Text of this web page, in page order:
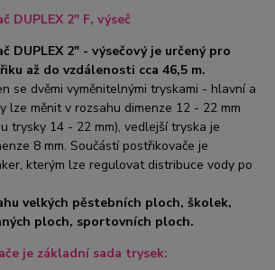
DUPLEX 2" F, výseč
DUPLEX 2" - výsečový je určený pro
až do vzdálenosti cca 46,5 m.
se dvěmi vyměnitelnými tryskami - hlavní a
lze měnit v rozsahu dimenze 12 - 22 mm
trysky 14 - 22 mm), vedlejší tryska je
8 mm. Součástí postřikovače je
kterým lze regulovat distribuce vody po
velkých pěstebních ploch, školek,
ploch, sportovních ploch.
je základní sada trysek: